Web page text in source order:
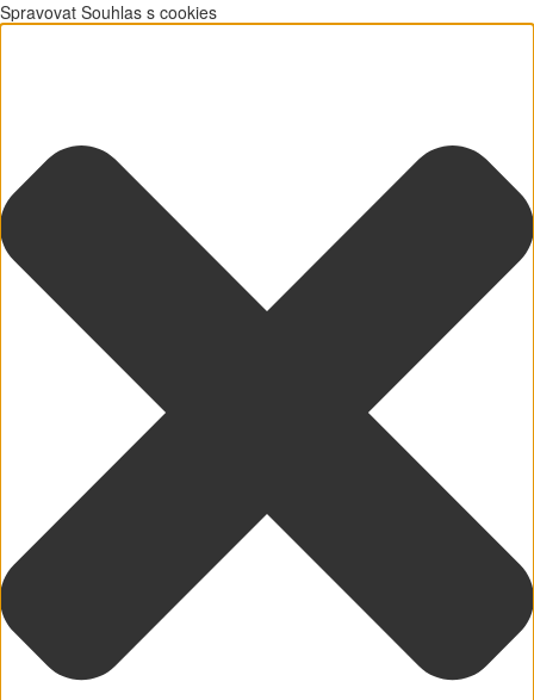
Spravovat Souhlas s cookies